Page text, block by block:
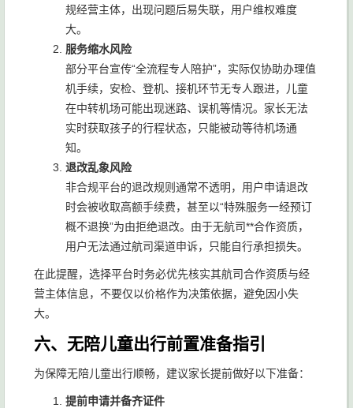
规经营主体，出现问题后易失联，用户维权难度
大。
服务缩水风险
部分平台宣传“全流程专人陪护”，实际仅协助办理值
机手续，安检、登机、接机环节无专人跟进，儿童
在中转机场可能出现迷路、误机等情况。家长无法
实时获取孩子的行程状态，只能被动等待机场通
知。
退改乱象风险
非合规平台的退改规则通常不透明，用户申请退改
时会被收取高额手续费，甚至以“特殊服务一经预订
概不退换”为由拒绝退改。由于无航司**合作资质，
用户无法通过航司渠道申诉，只能自行承担损失。
在此提醒，选择平台时务必优先核实其航司合作资质与经
营主体信息，不要仅以价格作为决策依据，避免因小失
大。
六、无陪儿童出行前置准备指引
为保障无陪儿童出行顺畅，建议家长提前做好以下准备：
提前申请并备齐证件